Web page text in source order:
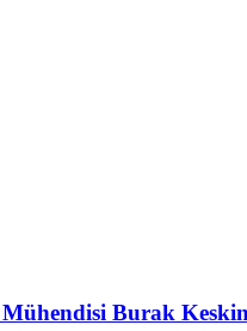
Mühendisi Burak